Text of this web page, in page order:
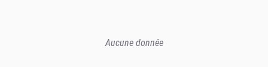
Aucune donnée